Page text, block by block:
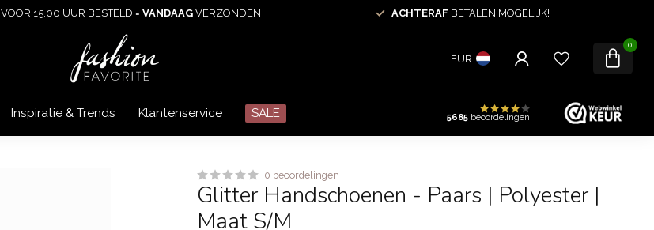
VOOR 15.00 UUR BESTELD = VANDAAG VERZONDEN ACHTERAF BETALEN MOGELIJK!
EUR
0
Inspiratie & Trends Klantenservice SALE 5685 beoordelingen
0 beoordelingen
Glitter Handschoenen - Paars | Polyester |
Maat S/M